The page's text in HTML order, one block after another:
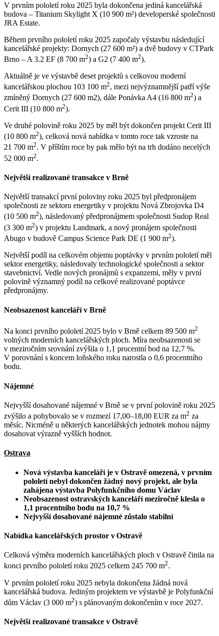
V prvním pololetí roku 2025 byla dokončena jediná kancelářská
budova – Titanium Skylight X (10 900 m²) developerské společnosti
JRA Estate.
Během prvního pololetí roku 2025 započaly výstavbu následující
kancelářské projekty: Dornych (27 600 m²) a dvě budovy v CTPark
Brno – A 3.2 EF (8 700 m2) a G2 (7 400 m2).
Aktuálně je ve výstavbě deset projektů s celkovou moderní
kancelářskou plochou 103 100 m2, mezi nejvýznamnější patří výše
zmíněný Dornych (27 600 m2), dále Ponávka A4 (16 800 m2) a
Cerit III (10 800 m2).
Ve druhé polovině roku 2025 by měl být dokončen projekt Cerit III
(10 800 m2), celková nová nabídka v tomto roce tak vzroste na
21 700 m2. V příštím roce by pak mělo být na trh dodáno necelých
52 000 m2.
Největší realizované transakce v Brně
Největší transakcí první poloviny roku 2025 byl předpronájem
společnosti ze sektoru energetiky v projektu Nová Zbrojovka D4
(10 500 m2), následovaný předpronájmem společnosti Sudop Real
(3 300 m2) v projektu Landmark, a nový pronájem společnosti
Abugo v budově Campus Science Park DE (1 900 m2).
Největší podíl na celkovém objemu poptávky v prvním pololetí měl
sektor energetiky, následovaly technologické společnosti a sektor
stavebnictví. Vedle nových pronájmů s expanzemi, měly v první
polovině významný podíl na celkové realizované poptávce
předpronájmy.
Neobsazenost kanceláří v Brně
Na konci prvního pololetí 2025 bylo v Brně celkem 89 500 m2
volných moderních kancelářských ploch. Míra neobsazenosti se
v meziročním srovnání zvýšila o 1,1 procentní bod na 12,7 %.
V porovnání s koncem loňského roku narostla o 0,6 procentního
bodu.
Nájemné
Nejvyšší dosahované nájemné v Brně se v první polovině roku 2025
zvýšilo a pohybovalo se v rozmezí 17,00–18,00 EUR za m2 za
měsíc. Nicméně u některých kancelářských jednotek mohou nájmy
dosahovat výrazně vyšších hodnot.
Ostrava
Nová výstavba kanceláří je v Ostravě omezená, v prvním
pololetí nebyl dokončen žádný nový projekt, ale byla
zahájena výstavba Polyfunkčního domu Václav
Neobsazenost ostravských kanceláří meziročně klesla o
1,1 procentního bodu na 10,7 %
Nejvyšší dosahované nájemné zůstalo stabilní
Nabídka kancelářských prostor v Ostravě
Celková výměra moderních kancelářských ploch v Ostravě činila na
konci prvního pololetí roku 2025 celkem 245 700 m2.
V prvním pololetí roku 2025 nebyla dokončena žádná nová
kancelářská budova. Jediným projektem ve výstavbě je Polyfunkční
dům Václav (3 000 m2) s plánovaným dokončením v roce 2027.
Největší realizované transakce v Ostravě